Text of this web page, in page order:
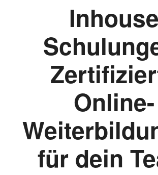
Inhouse
Online-
für dein